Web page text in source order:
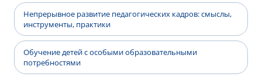
Непрерывное развитие педагогических кадров: смыслы,
инструменты, практики
Обучение детей с особыми образовательными
потребностями